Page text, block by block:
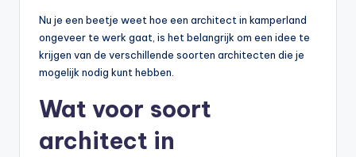
Nu je een beetje weet hoe een architect in kamperland
ongeveer te werk gaat, is het belangrijk om een idee te
krijgen van de verschillende soorten architecten die je
mogelijk nodig kunt hebben.
Wat voor soort
architect in